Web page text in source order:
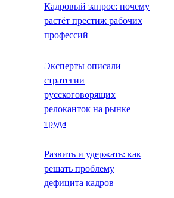
Кадровый запрос: почему
растёт престиж рабочих
профессий
Эксперты описали
стратегии
русскоговорящих
релоканток на рынке
труда
Развить и удержать: как
решать проблему
дефицита кадров